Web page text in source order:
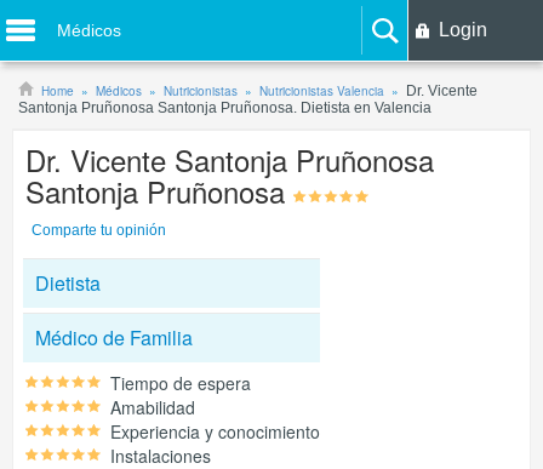
Médicos Login
Home Médicos Nutricionistas Nutricionistas Valencia
Dr. Vicente
Santonja Pruñonosa Santonja Pruñonosa. Dietista en Valencia
Dr. Vicente Santonja Pruñonosa
Santonja Pruñonosa
Comparte tu opinión
Dietista
Médico de Familia
Tiempo de espera
Amabilidad
Experiencia y conocimiento
Instalaciones